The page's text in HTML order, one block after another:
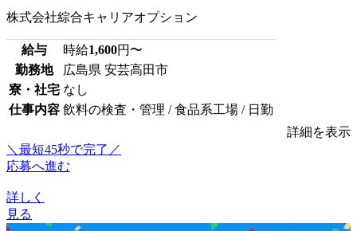
株式会社綜合キャリアオプション
給与 時給1,600円〜
勤務地
広島県 安芸高田市
寮・社宅 なし
仕事内容 飲料の検査・管理 / 食品系工場 / 日勤
詳細を表示
＼最短45秒で完了／
応募へ進む
詳しく
見る